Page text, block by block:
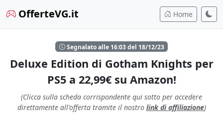
OfferteVG.it Home
Segnalato alle 16:03 del 18/12/23
Deluxe Edition di Gotham Knights per
PS5 a 22,99€ su Amazon!
(Clicca sulla scheda corrispondente qui sotto per accedere
direttamente all'offerta tramite il nostro link di affiliazione)